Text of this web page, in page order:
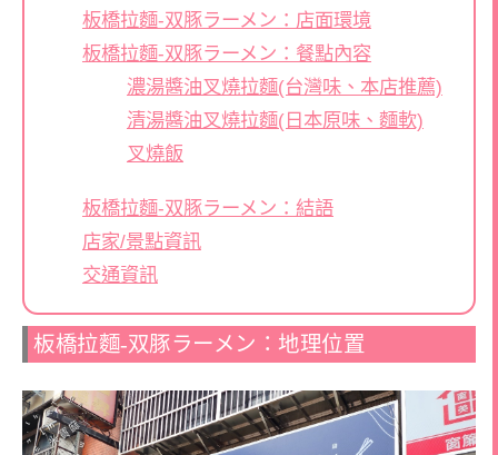
板橋拉麵-双豚ラーメン：店面環境
板橋拉麵-双豚ラーメン：餐點內容
濃湯醬油叉燒拉麵(台灣味、本店推薦)
清湯醬油叉燒拉麵(日本原味、麵軟)
叉燒飯
板橋拉麵-双豚ラーメン：結語
店家/景點資訊
交通資訊
板橋拉麵-双豚ラーメン：地理位置